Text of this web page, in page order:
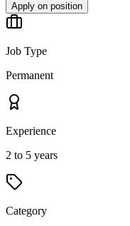
Apply on position
Job Type
Permanent
Experience
2 to 5 years
Category